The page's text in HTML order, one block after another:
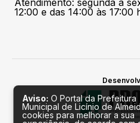
Atendimento: segunda a
12:00 e das 14:00 às 17:00
Aviso: O Portal da Prefeitura
Municipal de Licínio de
cookies para melhorar a sua